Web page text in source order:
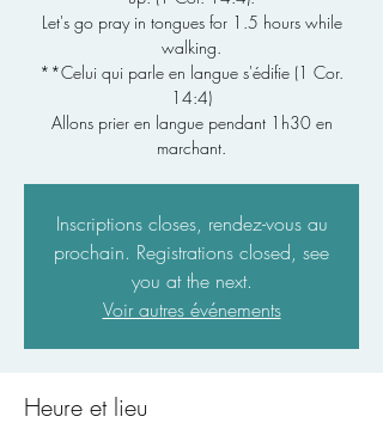
Let's go pray in tongues for 1.5 hours while
walking.
**Celui qui parle en langue s'édifie (1 Cor.
14:4)
Allons prier en langue pendant 1h30 en
Inscriptions closes, rendez-vous au
prochain. Registrations closed, see
you at the next.
Voir autres événements
Heure et lieu